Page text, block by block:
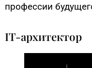
профессии
IT-архитектор